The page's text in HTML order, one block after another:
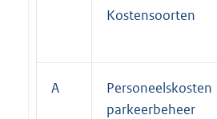
Kostensoorten
A
Personeelskosten
parkeerbeheer